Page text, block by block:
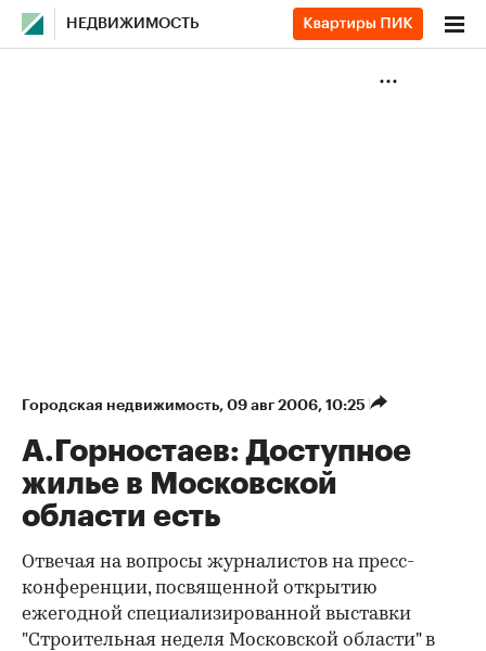
НЕДВИЖИМОСТЬ
Городская недвижимость⁠, 09 авг 2006, 10:25
А.Горностаев: Доступное
жилье в Московской
области есть
Отвечая на вопросы журналистов на пресс-
конференции, посвященной открытию
ежегодной специализированной выставки
"Строительная неделя Московской области" в